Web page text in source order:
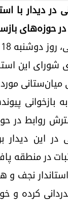
در دیدار
حوزه‌های
شورای این
بازخوانی
روابط در
در این
در منطقه
نجف و
کرده و